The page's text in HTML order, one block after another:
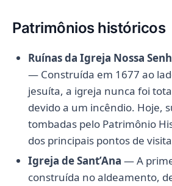
Patrimônios históricos
Ruínas da Igreja Nossa
— Construída em 1677 ao
jesuíta, a igreja nunca foi
devido a um incêndio. Hoje,
tombadas pelo Patrimônio
dos principais pontos de
Igreja de Sant’Ana — A
construída no aldeamento,